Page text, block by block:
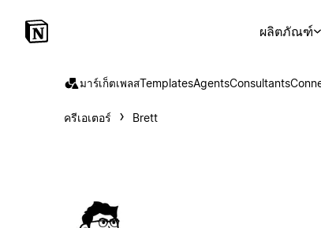
ผลิตภัณฑ์
มาร์เก็ตเพลสTemplatesAgentsConsultants
ครีเอเตอร์ Brett